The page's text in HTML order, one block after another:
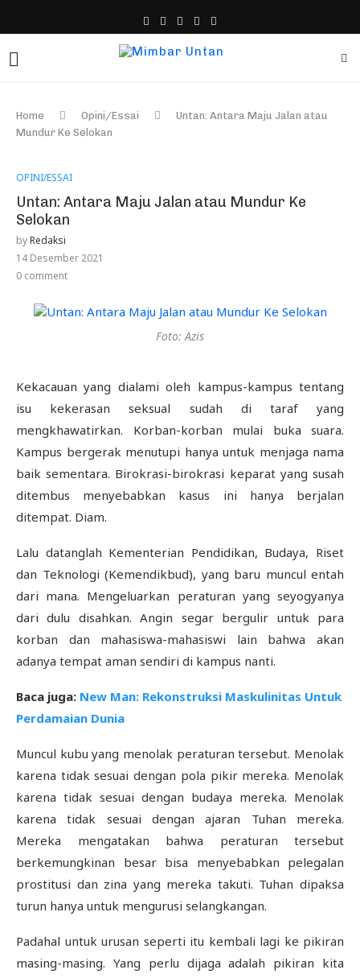
Home Opini/Essai
Untan: Antara Maju Jalan atau
Mundur Ke Selokan
OPINI/ESSAI
Untan: Antara Maju Jalan atau Mundur Ke
Selokan
byRedaksi
14 Desember 2021
0 comment
Foto: Azis
Kekacauan yang dialami oleh kampus-kampus tentang
isu kekerasan seksual sudah di taraf yang
mengkhawatirkan. Korban-korban mulai buka suara.
Kampus bergerak menutupi hanya untuk menjaga nama
baik sementara. Birokrasi-birokrasi keparat yang susah
ditembus menyebabkan kasus ini hanya berjalan
ditempat. Diam.
Lalu datanglah Kementerian Pendidikan, Budaya, Riset
dan Teknologi (Kemendikbud), yang baru muncul entah
dari mana. Mengeluarkan peraturan yang seyogyanya
dari dulu disahkan. Angin segar bergulir untuk para
korban dan mahasiswa-mahasiswi lain bahwa akan
adanya tempat aman sendiri di kampus nanti.
Baca juga: New Man: Rekonstruksi Maskulinitas Untuk
Perdamaian Dunia
Muncul kubu yang menolak peraturan tersebut. Menolak
karena tidak sesuai dengan pola pikir mereka. Menolak
karena tidak sesuai dengan budaya mereka. Menolak
karena tidak sesuai dengan ajaran Tuhan mereka.
Mereka mengatakan bahwa peraturan tersebut
berkemungkinan besar bisa menyebabkan pelegalan
prostitusi dan zina yang mereka takuti. Tuhan dipaksa
turun hanya untuk mengurusi selangkangan.
Padahal untuk urusan seperti itu kembali lagi ke pikiran
masing-masing. Yang perlu dijaga adalah pikiran kita